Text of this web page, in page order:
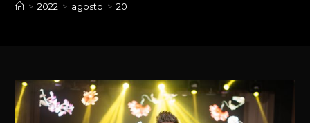
> 2022 > agosto > 20